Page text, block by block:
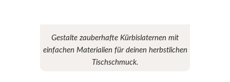
Gestalte zauberhafte Kürbislaternen mit
einfachen Materialien für deinen herbstlichen
Tischschmuck.